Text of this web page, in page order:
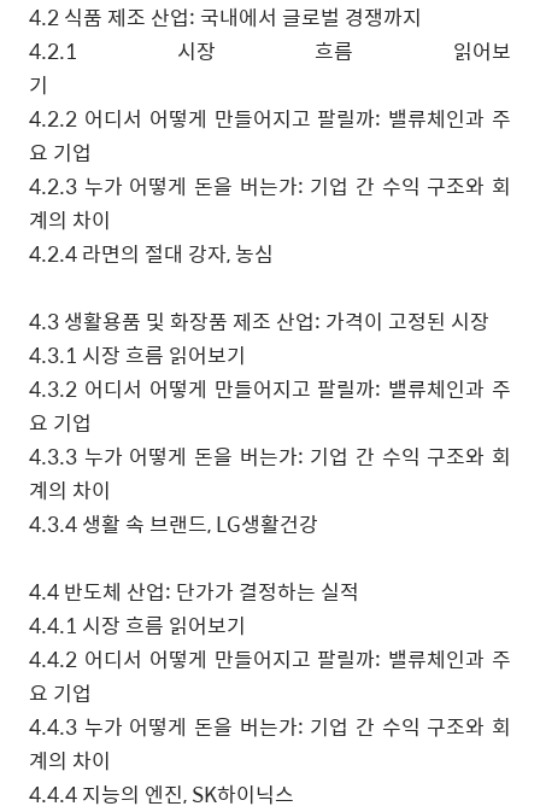
4.2식품 제조 산업: 국내에서 글로벌 경쟁까지
4.2.1 시장 흐름 읽어보
기
4.2.2 어디서 어떻게 만들어지고 팔릴까: 밸류체인과 주
요 기업
4.2.3 누가 어떻게 돈을 버는가: 기업 간 수익 구조와 회
계의 차이
4.2.4라면의 절대 강자,농심
4.3생활용품 및 화장품 제조 산업: 가격이 고정된 시장
4.3.1 시장 흐름 읽어보기
4.3.2 어디서 어떻게 만들어지고 팔릴까: 밸류체인과 주
요 기업
4.3.3 누가 어떻게 돈을 버는가: 기업 간 수익 구조와 회
계의 차이
4.3.4생활 속 브랜드, LG생활건강
4.4반도체 산업: 단가가 결정하는 실적
4.4.1 시장 흐름 읽어보기
4.4.2 어디서 어떻게 만들어지고 팔릴까: 밸류체인과 주
요 기업
4.4.3 누가 어떻게 돈을 버는가: 기업 간 수익 구조와 회
계의 차이
4.4.4지능의 엔진, SK하이닉스